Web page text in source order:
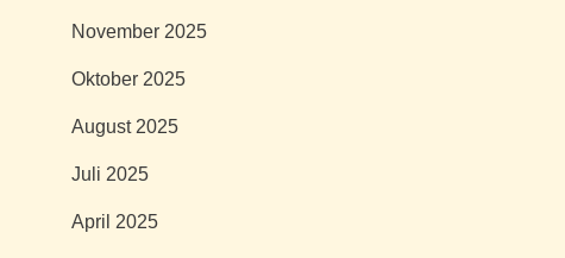
November 2025
Oktober 2025
August 2025
Juli 2025
April 2025